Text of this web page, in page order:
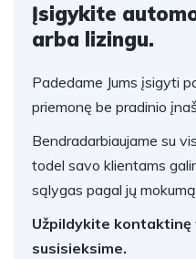
Įsigykite
arba lizingu.
Padedame Jums įsigyti
priemonę be pradinio
Bendradarbiaujame su
todel savo klientams
sąlygas pagal jų
Užpildykite kontaktinę
susisieksime.